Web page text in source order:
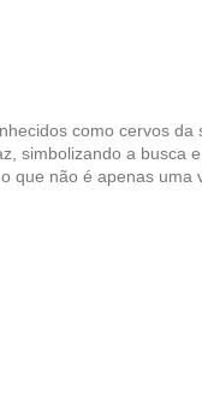
como cervos
simbolizando a busca
que não é apenas